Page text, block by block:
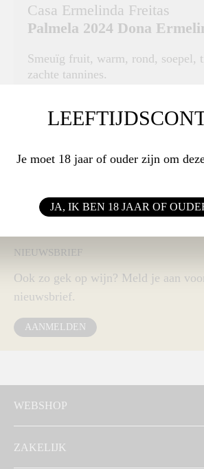
Casa Ermelinda Freitas
Palmela 2024 Dona
Smeuïg fruit, warm, rond, soepel,
zachte tannines.
Castelao, Cabernet Sauvignon &
NIEUWSBRIEF
Ook zo gek op wijn? Meld je aan
nieuwsbrief.
AANMELDEN
WEBSHOP
ZAKELIJK
Je moet 18 jaar of ouder zijn om
JA, IK BEN 18 JAAR OF